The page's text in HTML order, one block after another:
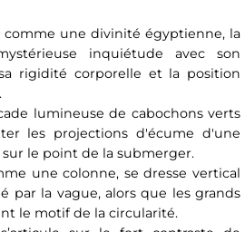
une divinité égyptienne, la
inquiétude avec son
rigidité corporelle et la position
lumineuse de cabochons verts
les projections d'écume d'une
le point de la submerger.
une colonne, se dresse vertical
par la vague, alors que les grands
le motif de la circularité.